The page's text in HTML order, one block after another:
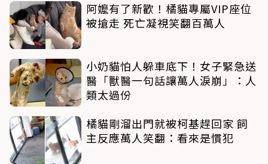
阿嬤有了新歡！橘貓專屬VIP座位
被搶走 死亡凝視笑翻百萬人
小奶貓怕人躲車底下！女子緊急送
醫「獸醫一句話讓萬人淚崩」：人
類太過份
橘貓剛溜出門就被柯基趕回家 飼
主反應萬人笑翻：看來是慣犯